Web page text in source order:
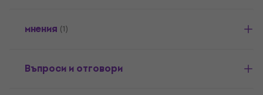
мнения (1)
Въпроси и отговори